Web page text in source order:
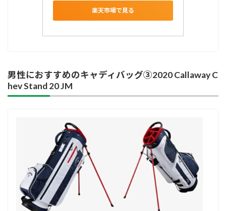
楽天市場で見る
男性におすすめのキャディバッグ③2020 Callaway C
hev Stand 20 JM